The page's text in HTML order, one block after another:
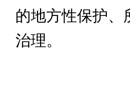
的地方性保护、
治理。